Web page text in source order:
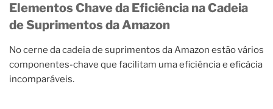
Elementos Chave da Eficiência na Cadeia
de Suprimentos da Amazon
No cerne da cadeia de suprimentos da Amazon estão vários
componentes-chave que facilitam uma eficiência e eficácia
incomparáveis.